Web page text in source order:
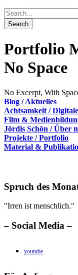
Portfolio
No Space
No Excerpt, With
Blog / Aktuelles
Achtsamkeit /
Film &
Jördis Schön / Über
Projekte / Portfolio
Material &
Spruch des
"Irren ist menschlich."
– Social Media –
youtube